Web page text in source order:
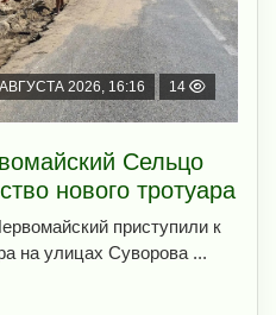
2026, 16:16 14
Сельцо
нового тротуара
приступили к
на улицах Суворова ...